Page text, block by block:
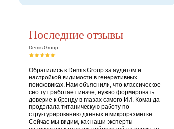
Последние отзывы
Demis Group
Обратились в Demis Group за аудитом и
настройкой видимости в генеративных
поисковиках. Нам объяснили, что классическое
сео тут работает иначе, нужно формировать
доверие к бренду в глазах самого ИИ. Команда
проделала титаническую работу по
структурированию данных и микроразметке.
Сейчас мы видим, как наши эксперты